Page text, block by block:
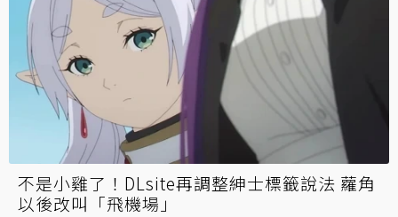
不是小雞了！DLsite再調整紳士標籤說法 蘿角
以後改叫「飛機場」